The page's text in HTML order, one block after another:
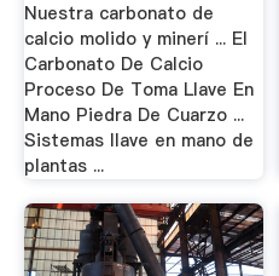
Nuestra carbonato de
calcio molido y minerí ... El
Carbonato De Calcio
Proceso De Toma Llave En
Mano Piedra De Cuarzo ...
Sistemas llave en mano de
plantas ...